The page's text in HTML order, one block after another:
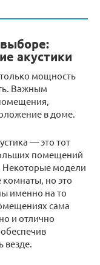
акустики
мощность
Важным
в доме.
— это тот
помещений
Некоторые модели
но это
именно на то
сама
и отлично
везде.